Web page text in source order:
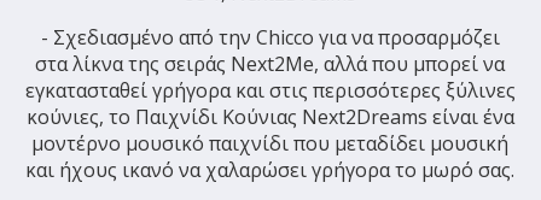
- Σχεδιασμένο από την Chicco για να προσαρμόζει
στα λίκνα της σειράς Next2Me, αλλά που μπορεί να
εγκατασταθεί γρήγορα και στις περισσότερες ξύλινες
κούνιες, το Παιχνίδι Κούνιας Next2Dreams είναι ένα
μοντέρνο μουσικό παιχνίδι που μεταδίδει μουσική
και ήχους ικανό να χαλαρώσει γρήγορα το μωρό σας.